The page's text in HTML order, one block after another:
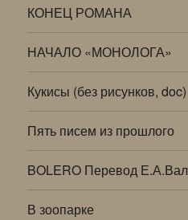
КОНЕЦ РОМАНА
НАЧАЛО «МОНОЛОГА»
Кукисы (без рисунков, doc)
Пять писем из прошлого
BOLERO Перевод
В зоопарке